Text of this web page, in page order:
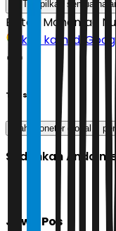
Tampilkan semua
Editor: Mohamad
Ikuti kami di
Tags
arah moneter global
Sudahkah Anda
Jawa Pos